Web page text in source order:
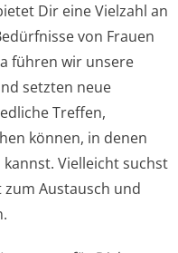
Dir eine Vielzahl an
von Frauen
führen wir unsere
setzten neue
Treffen,
können, in denen
Vielleicht suchst
Austausch und